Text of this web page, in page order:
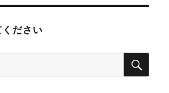
ださい
検